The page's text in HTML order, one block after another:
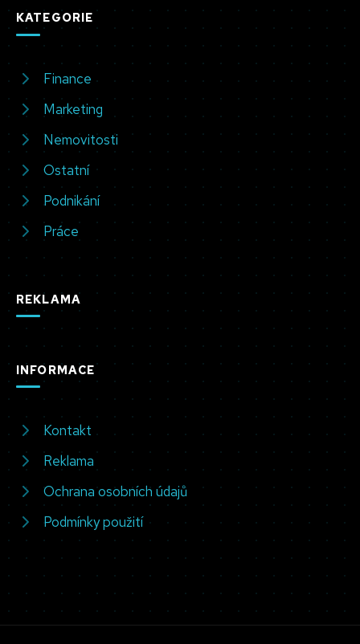
KATEGORIE
Finance
Marketing
Nemovitosti
Ostatní
Podnikání
Práce
REKLAMA
INFORMACE
Kontakt
Reklama
Ochrana osobních údajů
Podmínky použití